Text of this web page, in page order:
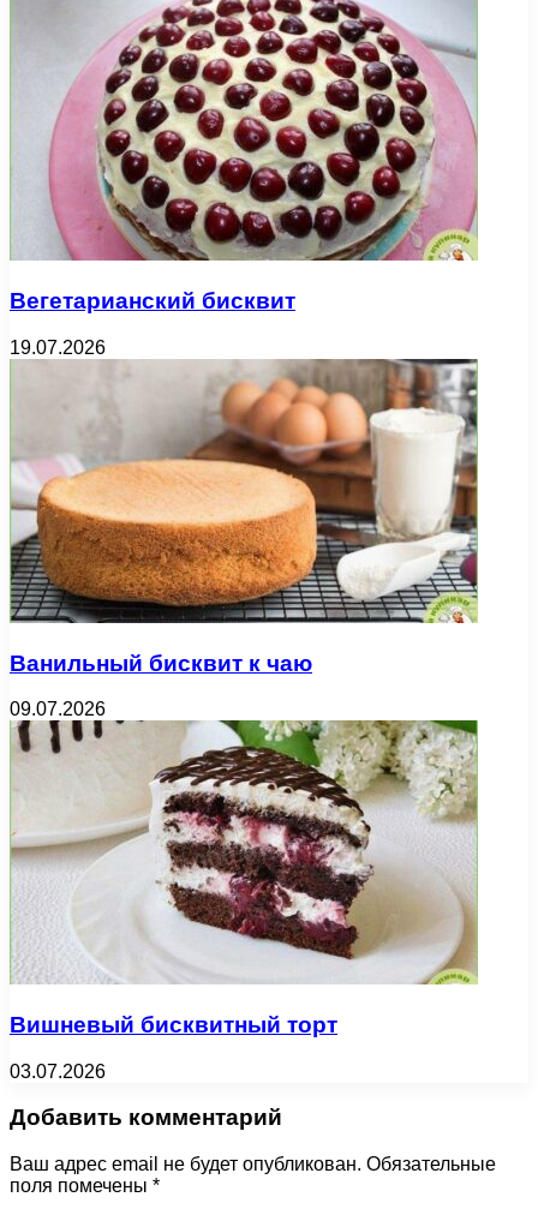
Вегетарианский бисквит
19.07.2026
Ванильный бисквит к чаю
09.07.2026
Вишневый бисквитный торт
03.07.2026
Добавить комментарий
Ваш адрес email не будет опубликован. Обязательные
поля помечены *